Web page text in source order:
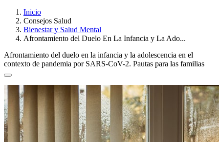
Breadcrumb
Inicio
Consejos Salud
Bienestar y Salud Mental
Afrontamiento del Duelo En La Infancia y La Ado...
Afrontamiento del duelo en la infancia y la adolescencia en el
contexto de pandemia por SARS-CoV-2. Pautas para las familias